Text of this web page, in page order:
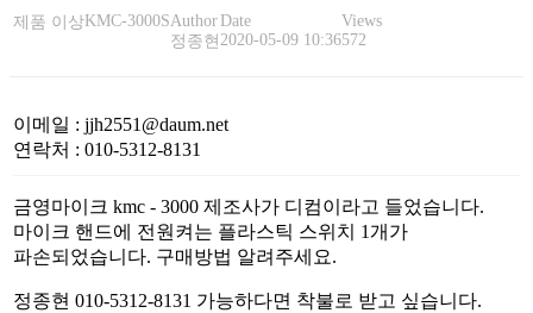
제품 이상KMC-3000SAuthor
정종현
Date
2020-05-09 10:36
Views
572
이메일 : jjh2551@daum.net
연락처 : 010-5312-8131
금영마이크 kmc - 3000 제조사가 디컴이라고 들었습니다.
마이크 핸드에 전원켜는 플라스틱 스위치 1개가
파손되었습니다. 구매방법 알려주세요.
정종현 010-5312-8131 가능하다면 착불로 받고 싶습니다.